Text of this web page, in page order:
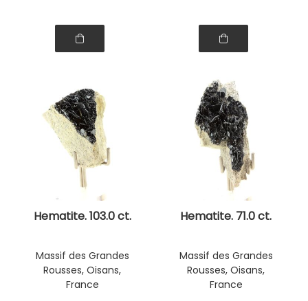
Hematite. 103.0 ct.
Massif des Grandes
Rousses, Oisans,
France
Hematite. 71.0 ct.
Massif des Grandes
Rousses, Oisans,
France